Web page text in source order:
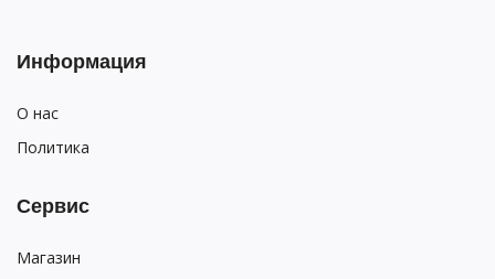
Информация
О нас
Политика
Сервис
Магазин